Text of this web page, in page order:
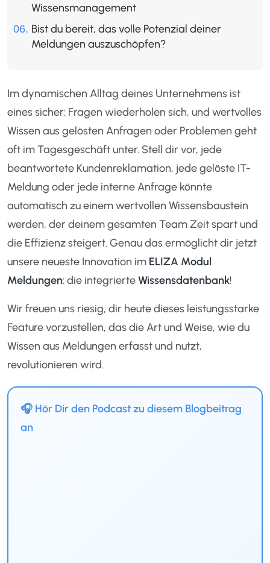
Wissensmanagement
Bist du bereit, das volle Potenzial deiner
Meldungen auszuschöpfen?
Im dynamischen Alltag deines Unternehmens ist
eines sicher: Fragen wiederholen sich, und wertvolles
Wissen aus gelösten Anfragen oder Problemen geht
oft im Tagesgeschäft unter. Stell dir vor, jede
beantwortete Kundenreklamation, jede gelöste IT-
Meldung oder jede interne Anfrage könnte
automatisch zu einem wertvollen Wissensbaustein
werden, der deinem gesamten Team Zeit spart und
die Effizienz steigert. Genau das ermöglicht dir jetzt
unsere neueste Innovation im ELIZA Modul
Meldungen: die integrierteWissensdatenbank!
Wir freuen uns riesig, dir heute dieses leistungsstarke
Feature vorzustellen, das die Art und Weise, wie du
Wissen aus Meldungen erfasst und nutzt,
revolutionieren wird.
🎧 Hör Dir den Podcast zu diesem Blogbeitrag
an